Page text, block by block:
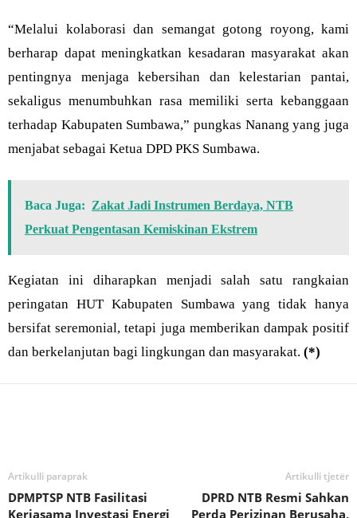
“Melalui kolaborasi dan semangat gotong royong, kami
berharap dapat meningkatkan kesadaran masyarakat akan
pentingnya menjaga kebersihan dan kelestarian pantai,
sekaligus menumbuhkan rasa memiliki serta kebanggaan
terhadap Kabupaten Sumbawa,” pungkas Nanang yang juga
menjabat sebagai Ketua DPD PKS Sumbawa.
Baca Juga: Zakat Jadi Instrumen Berdaya, NTB
Perkuat Pengentasan Kemiskinan Ekstrem
Kegiatan ini diharapkan menjadi salah satu rangkaian
peringatan HUT Kabupaten Sumbawa yang tidak hanya
bersifat seremonial, tetapi juga memberikan dampak positif
dan berkelanjutan bagi lingkungan dan masyarakat. (*)
Artikulli paraprak
DPMPTSP NTB Fasilitasi
Kerjasama Investasi Energi
Artikulli tjetër
DPRD NTB Resmi Sahkan
Perda Perizinan Berusaha,